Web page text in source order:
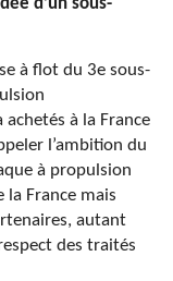
à flot du 3e sous-
à la France
l’ambition du
à propulsion
France mais
autant
des traités